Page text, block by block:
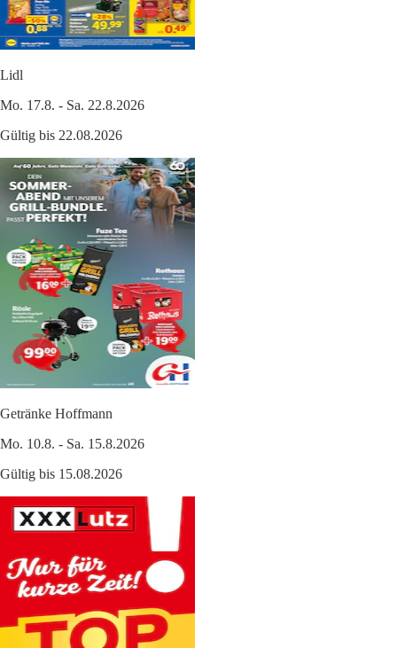
Lidl
Mo. 17.8. - Sa. 22.8.2026
Gültig bis 22.08.2026
Getränke Hoffmann
Mo. 10.8. - Sa. 15.8.2026
Gültig bis 15.08.2026